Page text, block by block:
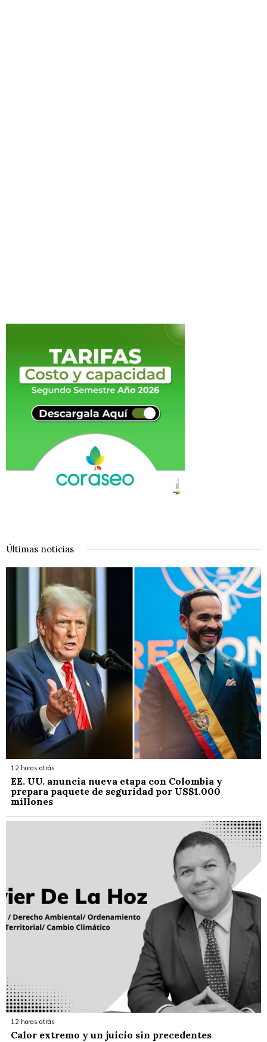
Últimas noticias
12 horas atrás
EE. UU. anuncia nueva etapa con Colombia y
prepara paquete de seguridad por US$1.000
millones
12 horas atrás
Calor extremo y un juicio sin precedentes